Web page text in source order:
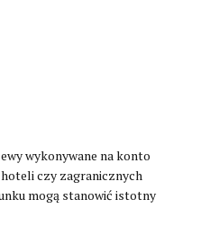
wykonywane na konto
czy zagranicznych
mogą stanowić istotny